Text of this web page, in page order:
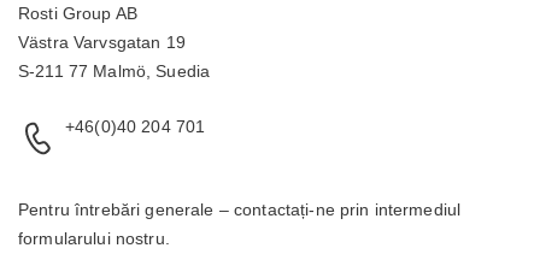
Rosti Group AB
Västra Varvsgatan 19
S-211 77 Malmö, Suedia
+46(0)40 204 701
Pentru întrebări generale – contactați-ne prin intermediul
formularuluinostru.